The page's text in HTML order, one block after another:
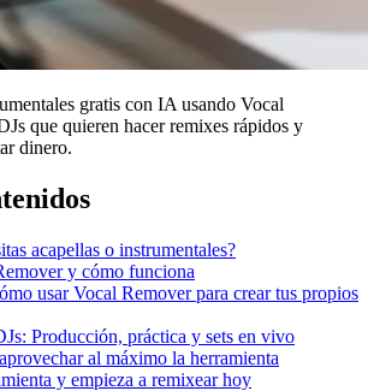
gratis con IA usando Vocal
que quieren hacer remixes rápidos y
dinero.
acapellas o instrumentales?
y cómo funciona
usar Vocal Remover para crear tus propios
Producción, práctica y sets en vivo
al máximo la herramienta
y empieza a remixear hoy